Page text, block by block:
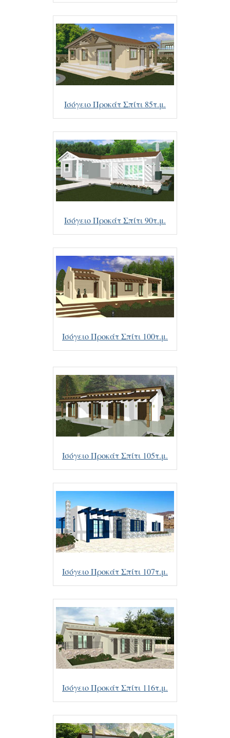
Ισόγειο Προκάτ Σπίτι 85τ.μ.
Ισόγειο Προκάτ Σπίτι 90τ.μ.
Ισόγειο Προκάτ Σπίτι 100τ.μ.
Ισόγειο Προκάτ Σπίτι 105τ.μ.
Ισόγειο Προκάτ Σπίτι 107τ.μ.
Ισόγειο Προκάτ Σπίτι 116τ.μ.